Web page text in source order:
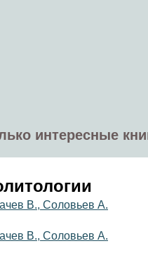
интересные
В., Соловьев А.
В., Соловьев А.